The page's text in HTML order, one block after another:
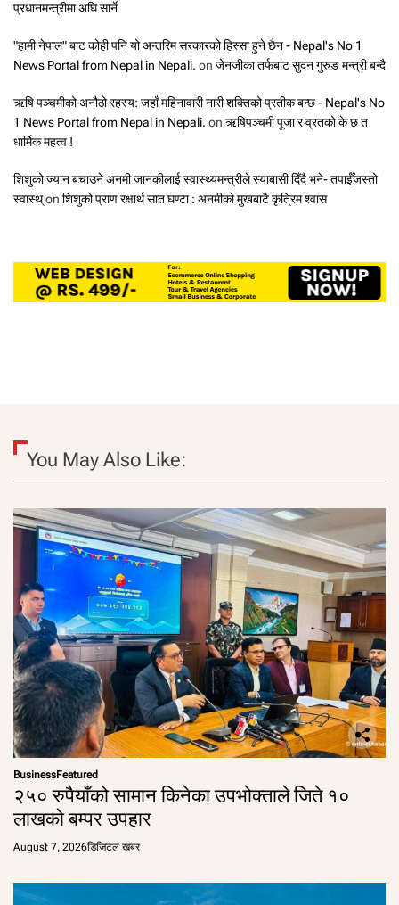
प्रधानमन्त्रीमा अघि सार्ने
"हामी नेपाल" बाट कोही पनि यो अन्तरिम सरकारको हिस्सा हुने छैन - Nepal's No 1
News Portal from Nepal in Nepali. on जेनजीका तर्फबाट सुदन गुरुङ मन्त्री बन्दै
ऋषि पञ्चमीको अनौठो रहस्य: जहाँ महिनावारी नारी शक्तिको प्रतीक बन्छ - Nepal's No
1 News Portal from Nepal in Nepali. on ऋषिपञ्चमी पूजा र व्रतको के छ त
धार्मिक महत्व !
शिशुको ज्यान बचाउने अनमी जानकीलाई स्वास्थ्यमन्त्रीले स्याबासी दिँदै भने- तपाईँजस्तो
स्वास्थ्on शिशुको प्राण रक्षार्थ सात घण्टा : अनमीको मुखबाटै कृत्रिम श्वास
You May Also Like:
BusinessFeatured
२५० रुपैयाँको सामान किनेका उपभोक्ताले जिते १०
लाखको बम्पर उपहार
August 7, 2026डिजिटल खबर